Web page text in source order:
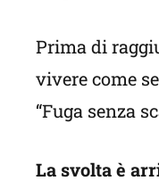
Prima di
vivere come
“Fuga senza
La svolta è